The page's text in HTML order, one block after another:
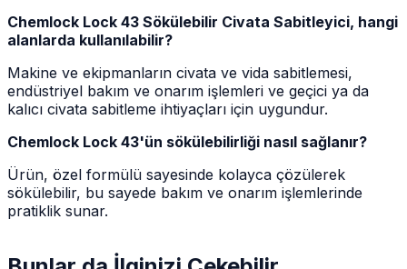
Chemlock Lock 43 Sökülebilir Civata Sabitleyici, hangi
alanlarda kullanılabilir?
Makine ve ekipmanların civata ve vida sabitlemesi,
endüstriyel bakım ve onarım işlemleri ve geçici ya da
kalıcı civata sabitleme ihtiyaçları için uygundur.
Chemlock Lock 43'ün sökülebilirliği nasıl sağlanır?
Ürün, özel formülü sayesinde kolayca çözülerek
sökülebilir, bu sayede bakım ve onarım işlemlerinde
pratiklik sunar.